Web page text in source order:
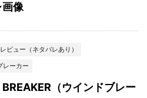
像
ビュー（ネタバレあり）
ーカー
BREAKER（ウインドブレー